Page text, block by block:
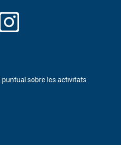
sobre les activitats